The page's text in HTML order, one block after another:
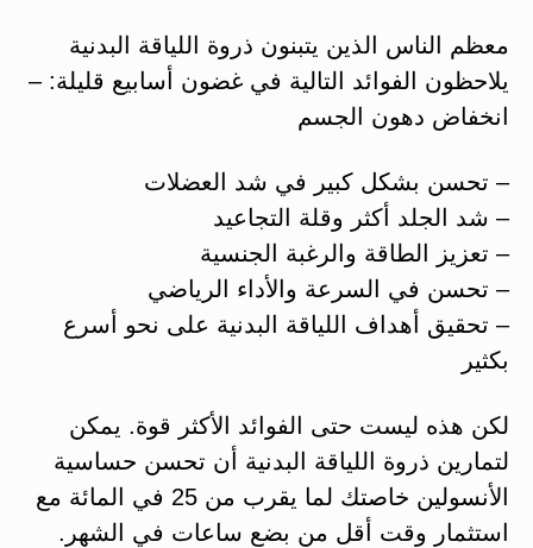
معظم الناس الذين يتبنون ذروة اللياقة البدنية
يلاحظون الفوائد التالية في غضون أسابيع قليلة: –
انخفاض دهون الجسم
– تحسن بشكل كبير في شد العضلات
– شد الجلد أكثر وقلة التجاعيد
– تعزيز الطاقة والرغبة الجنسية
– تحسن في السرعة والأداء الرياضي
– تحقيق أهداف اللياقة البدنية على نحو أسرع
بكثير
لكن هذه ليست حتى الفوائد الأكثر قوة. يمكن
لتمارين ذروة اللياقة البدنية أن تحسن حساسية
الأنسولين خاصتك لما يقرب من 25 في المائة مع
استثمار وقت أقل من بضع ساعات في الشهر.